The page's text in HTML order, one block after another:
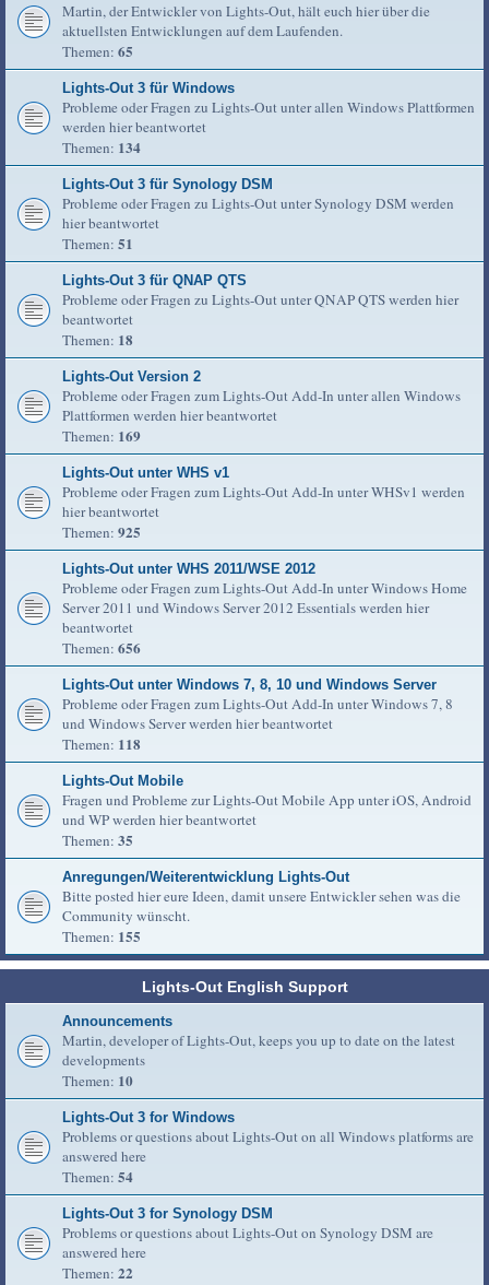
Martin, der Entwickler von Lights-Out, hält euch hier über die
aktuellsten Entwicklungen auf dem Laufenden.
Themen: 65
Lights-Out 3 für Windows
Probleme oder Fragen zu Lights-Out unter allen Windows Plattformen
werden hier beantwortet
Themen: 134
Lights-Out 3 für Synology DSM
Probleme oder Fragen zu Lights-Out unter Synology DSM werden
hier beantwortet
Themen: 51
Lights-Out 3 für QNAP QTS
Probleme oder Fragen zu Lights-Out unter QNAP QTS werden hier
beantwortet
Themen: 18
Lights-Out Version 2
Probleme oder Fragen zum Lights-Out Add-In unter allen Windows
Plattformen werden hier beantwortet
Themen: 169
Lights-Out unter WHS v1
Probleme oder Fragen zum Lights-Out Add-In unter WHSv1 werden
hier beantwortet
Themen: 925
Lights-Out unter WHS 2011/WSE 2012
Probleme oder Fragen zum Lights-Out Add-In unter Windows Home
Server 2011 und Windows Server 2012 Essentials werden hier
beantwortet
Themen: 656
Lights-Out unter Windows 7, 8, 10 und Windows Server
Probleme oder Fragen zum Lights-Out Add-In unter Windows 7, 8
und Windows Server werden hier beantwortet
Themen: 118
Lights-Out Mobile
Fragen und Probleme zur Lights-Out Mobile App unter iOS, Android
und WP werden hier beantwortet
Themen: 35
Anregungen/Weiterentwicklung Lights-Out
Bitte posted hier eure Ideen, damit unsere Entwickler sehen was die
Community wünscht.
Themen: 155
Lights-Out English Support
Announcements
Martin, developer of Lights-Out, keeps you up to date on the latest
developments
Themen: 10
Lights-Out 3 for Windows
Problems or questions about Lights-Out on all Windows platforms are
answered here
Themen: 54
Lights-Out 3 for Synology DSM
Problems or questions about Lights-Out on Synology DSM are
answered here
Themen: 22